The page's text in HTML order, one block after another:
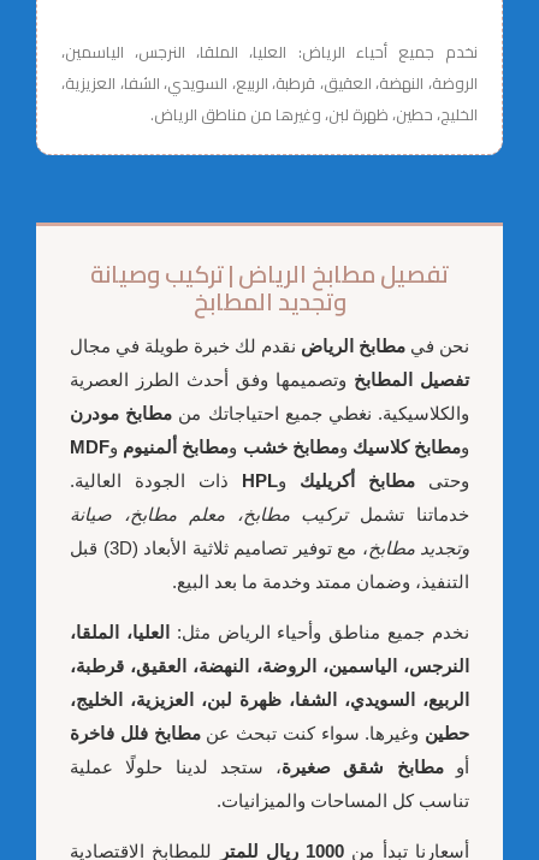
نخدم جميع أحياء الرياض: العليا، الملقا، النرجس، الياسمين،
الروضة، النهضة، العقيق، قرطبة، الربيع، السويدي، الشفا، العزيزية،
الخليج، حطين، ظهرة لبن، وغيرها من مناطق الرياض.
تفصيل مطابخ الرياض | تركيب وصيانة
وتجديد المطابخ
نحن في مطابخ الرياض نقدم لك خبرة طويلة في مجال
تفصيل المطابخ وتصميمها وفق أحدث الطرز العصرية
والكلاسيكية. نغطي جميع احتياجاتك من مطابخ مودرن
ومطابخ كلاسيك ومطابخ خشب ومطابخ ألمنيوم وMDF
وحتى مطابخ أكريليك وHPL ذات الجودة العالية.
خدماتنا تشملتركيب مطابخ، معلم مطابخ، صيانة
وتجديد مطابخ
، مع توفير تصاميم ثلاثية الأبعاد (3D) قبل
التنفيذ، وضمان ممتد وخدمة ما بعد البيع.
نخدم جميع مناطق وأحياء الرياض مثل:
العليا، الملقا،
النرجس، الياسمين، الروضة، النهضة، العقيق، قرطبة،
الربيع، السويدي، الشفا، ظهرة لبن، العزيزية، الخليج،
حطين وغيرها. سواء كنت تبحث عنمطابخ فلل فاخرة
أومطابخ شقق صغيرة، ستجد لدينا حلولًا عملية
تناسب كل المساحات والميزانيات.
أسعارنا تبدأ من 1000 ريال للمتر للمطابخ الاقتصادية